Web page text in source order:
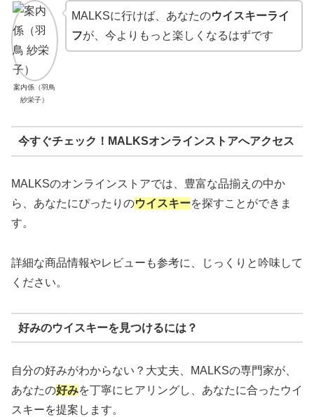
案内係（羽鳥
紗栄子）
MALKSに行けば、あなたのウイスキーライ
フが、今よりもっと楽しくなるはずです
今すぐチェック！MALKSオンラインストアへアクセス
MALKSのオンラインストアでは、豊富な品揃えの中か
ら、あなたにぴったりのウイスキーを探すことができま
す。
詳細な商品情報やレビューも参考に、じっくりと吟味して
ください。
好みのウイスキーを見つけるには？
自分の好みがわからない？大丈夫、MALKSの専門家が、
あなたの好みを丁寧にヒアリングし、あなたに合ったウイ
スキーを提案します。